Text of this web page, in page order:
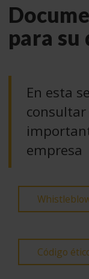
para su
En esta
empresa
Código